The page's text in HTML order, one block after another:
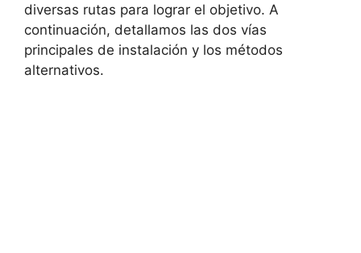
diversas rutas para lograr el objetivo. A
continuación, detallamos las dos vías
principales de instalación y los métodos
alternativos.